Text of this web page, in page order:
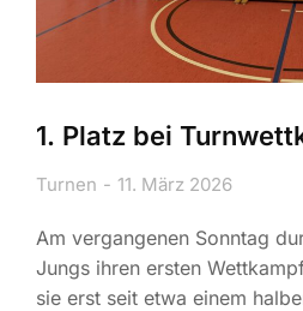
1. Platz bei
Turnen 11. März 2026
Am vergangenen Sonntag
Jungs ihren ersten
sie erst seit etwa einem